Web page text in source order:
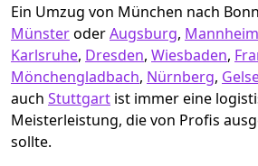
Ein Umzug von München nach
MünsteroderAugsburg, Mannheim
Karlsruhe, Dresden, Wiesbaden,
Mönchen­gladbach, Nürnberg,
auch Stuttgart ist immer eine
Meisterleistung, die von Profis
sollte.